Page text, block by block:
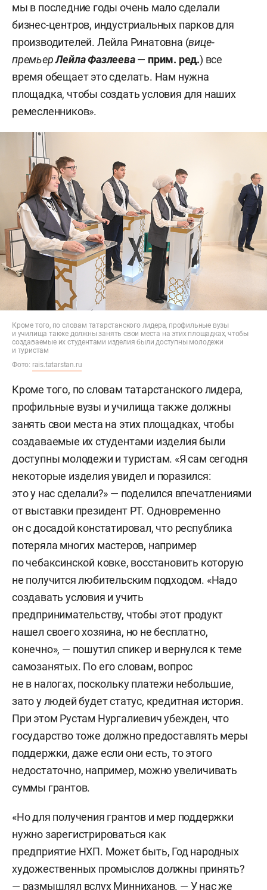
мы в последние годы очень мало сделали
бизнес-центров, индустриальных парков для
производителей. Лейла Ринатовна (вице-
премьерЛейла Фазлеева— прим. ред.) все
время обещает это сделать. Нам нужна
площадка, чтобы создать условия для наших
ремесленников».
Кроме того, по словам татарстанского лидера, профильные вузы
и училища также должны занять свои места на этих площадках, чтобы
создаваемые их студентами изделия были доступны молодежи
и туристам
Фото: rais.tatarstan.ru
Кроме того, по словам татарстанского лидера,
профильные вузы и училища также должны
занять свои места на этих площадках, чтобы
создаваемые их студентами изделия были
доступны молодежи и туристам. «Я сам сегодня
некоторые изделия увидел и поразился:
это у нас сделали?» — поделился впечатлениями
от выставки президент РТ. Одновременно
он с досадой констатировал, что республика
потеряла многих мастеров, например
по чебаксинской ковке, восстановить которую
не получится любительским подходом. «Надо
создавать условия и учить
предпринимательству, чтобы этот продукт
нашел своего хозяина, но не бесплатно,
конечно», — пошутил спикер и вернулся к теме
самозанятых. По его словам, вопрос
не в налогах, поскольку платежи небольшие,
зато у людей будет статус, кредитная история.
При этом Рустам Нургалиевич убежден, что
государство тоже должно предоставлять меры
поддержки, даже если они есть, то этого
недостаточно, например, можно увеличивать
суммы грантов.
«Но для получения грантов и мер поддержки
нужно зарегистрироваться как
предприятие НХП. Может быть, Год народных
художественных промыслов должны принять?
— размышлял вслух Минниханов. — У нас же